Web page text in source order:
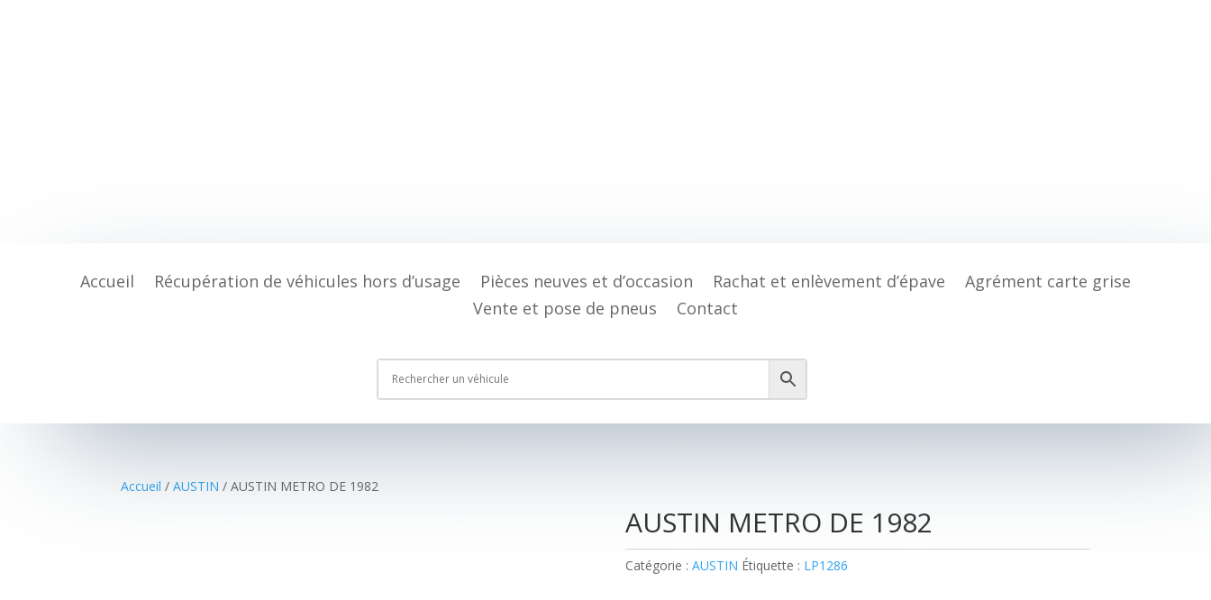
Accueil Récupération de véhicules hors d’usage Pièces neuves et d’occasion Rachat et enlèvement d’épave
Agrément carte grise
Vente et pose de pneus
Contact
Accueil /AUSTIN / AUSTIN METRO DE 1982
AUSTIN METRO DE 1982
Catégorie : AUSTIN Étiquette : LP1286